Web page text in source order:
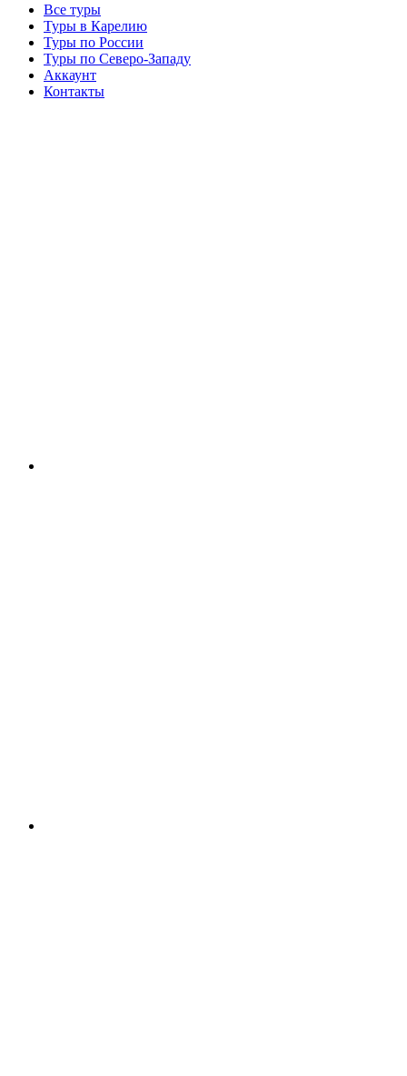
Все туры
Туры в Карелию
Туры по России
Туры по Северо-Западу
Аккаунт
Контакты